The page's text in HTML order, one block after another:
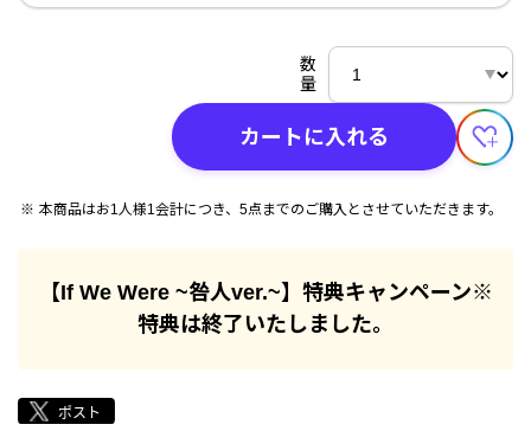
数
量
カートに入れる
本商品はお1人様1会計につき、5点までのご購入とさせていただきます。
【If We Were ~咎人ver.~】特典キャンペーン※
特典は終了いたしました。